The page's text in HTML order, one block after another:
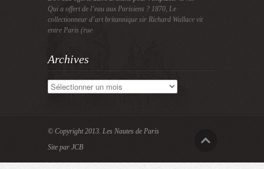
Qui a offert de l’eau aux Parisiens ? 1870, Le
collectionneur d’art britannique sir Richard Wallace vit
entre Paris (rue
Archives
Archives
© Copyright 2013. Les Nautes de Paris
Site par JCB